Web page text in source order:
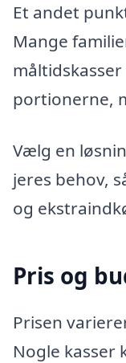
Et andet
Mange
portionerne,
Vælg en
jeres behov,
og
Pris og
Prisen
Nogle kasser